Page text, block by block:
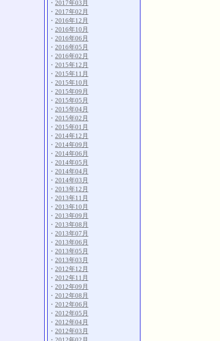
・ 2017年03月
・ 2017年02月
・ 2016年12月
・ 2016年10月
・ 2016年06月
・ 2016年05月
・ 2016年02月
・ 2015年12月
・ 2015年11月
・ 2015年10月
・ 2015年09月
・ 2015年05月
・ 2015年04月
・ 2015年02月
・ 2015年01月
・ 2014年12月
・ 2014年09月
・ 2014年06月
・ 2014年05月
・ 2014年04月
・ 2014年03月
・ 2013年12月
・ 2013年11月
・ 2013年10月
・ 2013年09月
・ 2013年08月
・ 2013年07月
・ 2013年06月
・ 2013年05月
・ 2013年03月
・ 2012年12月
・ 2012年11月
・ 2012年09月
・ 2012年08月
・ 2012年06月
・ 2012年05月
・ 2012年04月
・ 2012年03月